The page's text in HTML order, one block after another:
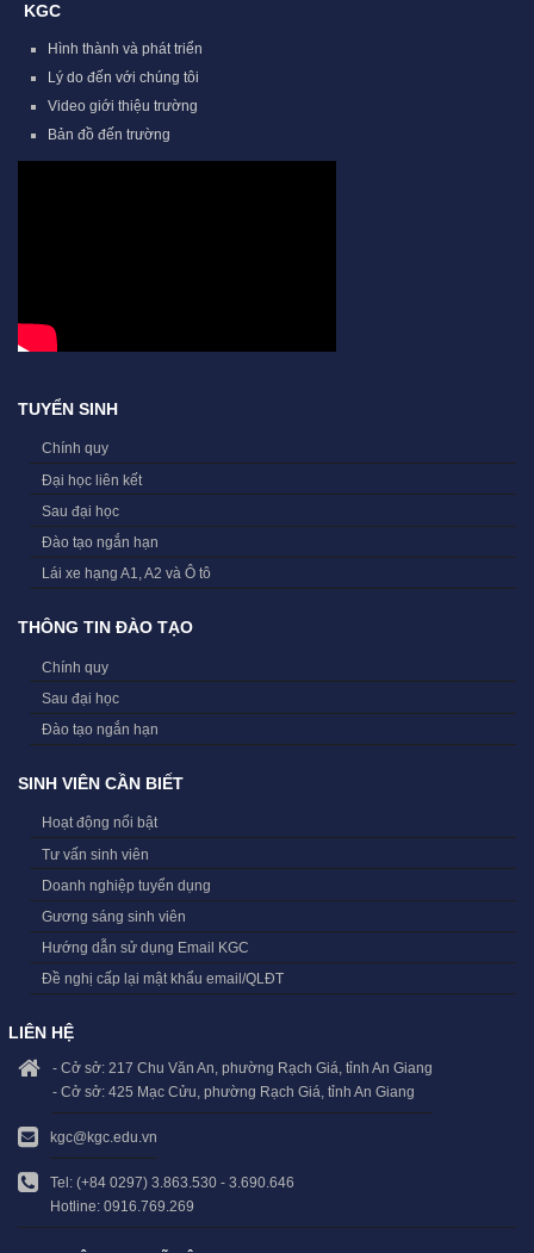
KGC
Hình thành và phát triển
Lý do đến với chúng tôi
Video giới thiệu trường
Bản đồ đến trường
TUYỂN SINH
Chính quy
Đại học liên kết
Sau đại học
Đào tạo ngắn hạn
Lái xe hạng A1, A2 và Ô tô
THÔNG TIN ĐÀO TẠO
Chính quy
Sau đại học
Đào tạo ngắn hạn
SINH VIÊN CẦN BIẾT
Hoạt động nổi bật
Tư vấn sinh viên
Doanh nghiệp tuyển dụng
Gương sáng sinh viên
Hướng dẫn sử dụng Email KGC
Đề nghị cấp lại mật khẩu email/QLĐT
LIÊN HỆ
- Cở sở: 217 Chu Văn An, phường Rạch Giá, tỉnh An Giang
- Cở sở: 425 Mạc Cửu, phường Rạch Giá, tỉnh An Giang
kgc@kgc.edu.vn
Tel: (+84 0297) 3.863.530 - 3.690.646
Hotline: 0916.769.269